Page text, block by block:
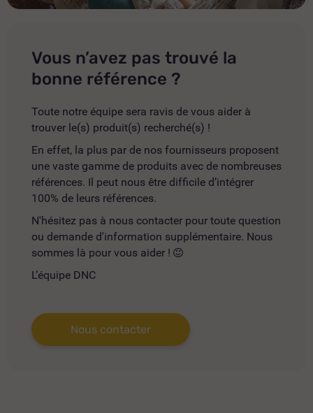
Vous n’avez pas trouvé la
bonne référence ?
Toute notre équipe sera ravis de vous aider à
trouver le(s) produit(s) recherché(s) !
En effet, la plus par de nos fournisseurs proposent
une vaste gamme de produits avec de nombreuses
références. Il peut nous être difficile d’intégrer
100% de leurs références.
N'hésitez pas à nous contacter pour toute question
ou demande d'information supplémentaire. Nous
sommes là pour vous aider !
L’équipe DNC
Nous contacter